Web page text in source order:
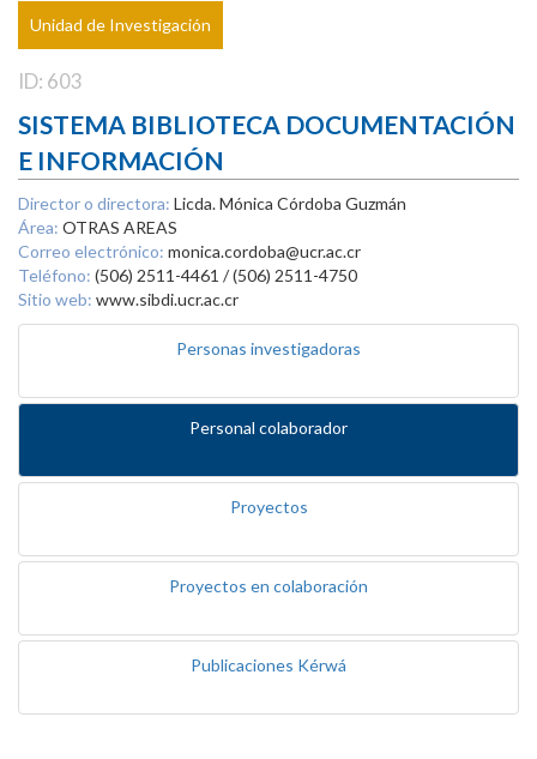
Unidad de Investigación
ID: 603
SISTEMA BIBLIOTECA DOCUMENTACIÓN
E INFORMACIÓN
Director o directora: Licda. Mónica Córdoba Guzmán
Área: OTRAS AREAS
Correo electrónico: monica.cordoba@ucr.ac.cr
Teléfono: (506) 2511-4461 / (506) 2511-4750
Sitio web: www.sibdi.ucr.ac.cr
Personas investigadoras
Personal colaborador
Proyectos
Proyectos en colaboración
Publicaciones Kérwá